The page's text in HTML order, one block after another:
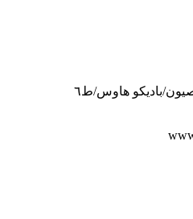
باديكو هاوس/ط٦